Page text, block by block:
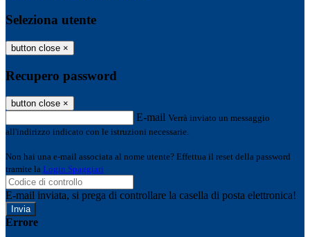
Seleziona utente
button close ×
Recupero password
button close ×
E-mail Verrà inviato un messaggio
all'indirizzo indicato con le istruzioni necessarie.
Non hai una e-mail associata al nome utente? Effettua il reset della password
tramite la Login Spaggiari
E-mail inviata, si prega di controllare la casella di posta elettronica!
Errore